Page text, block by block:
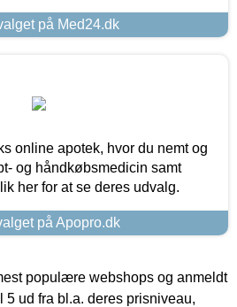
på Med24.dk
online apotek, hvor du nemt og
og håndkøbsmedicin samt
her for at se deres udvalg.
på Apopro.dk
populære webshops og anmeldt
5 ud fra bl.a. deres prisniveau,